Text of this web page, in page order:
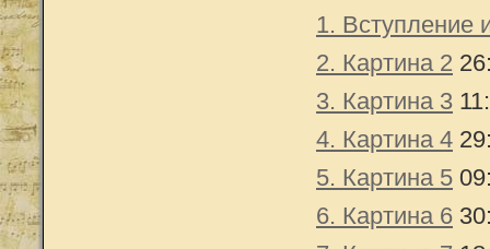
1. Вступление
2. Картина 2
3. Картина 3
4. Картина 4
5. Картина 5
6. Картина 6